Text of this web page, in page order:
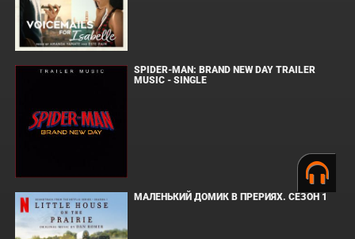
SPIDER-MAN: BRAND NEW DAY TRAILER
MUSIC - SINGLE
МАЛЕНЬКИЙ ДОМИК В ПРЕРИЯХ. СЕЗОН 1